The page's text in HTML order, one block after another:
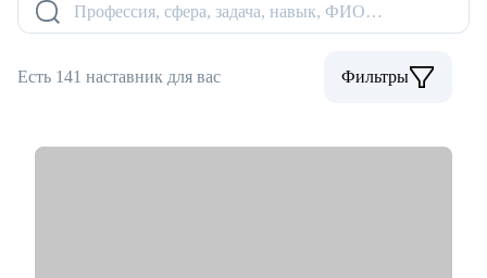
Профессия, сфера, задача, навык, ФИО…
Есть 141 наставник для вас Фильтры